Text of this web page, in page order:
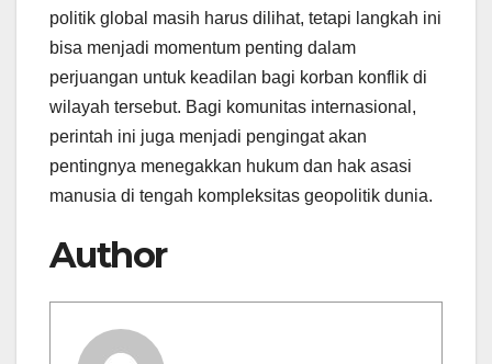
politik global masih harus dilihat, tetapi langkah ini
bisa menjadi momentum penting dalam
perjuangan untuk keadilan bagi korban konflik di
wilayah tersebut. Bagi komunitas internasional,
perintah ini juga menjadi pengingat akan
pentingnya menegakkan hukum dan hak asasi
manusia di tengah kompleksitas geopolitik dunia.
Author